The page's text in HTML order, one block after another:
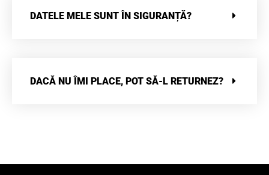
DATELE MELE SUNT ÎN SIGURANȚĂ?
DACĂ NU ÎMI PLACE, POT SĂ-L RETURNEZ?